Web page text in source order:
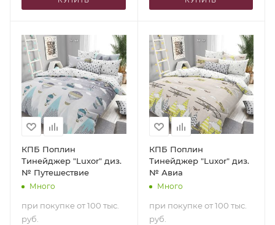
КПБ Поплин
Тинейджер "Luxor" диз.
№ Путешествие
Много
при покупке от 100 тыс.
руб.
КПБ Поплин
Тинейджер "Luxor" диз.
№ Авиа
Много
при покупке от 100 тыс.
руб.